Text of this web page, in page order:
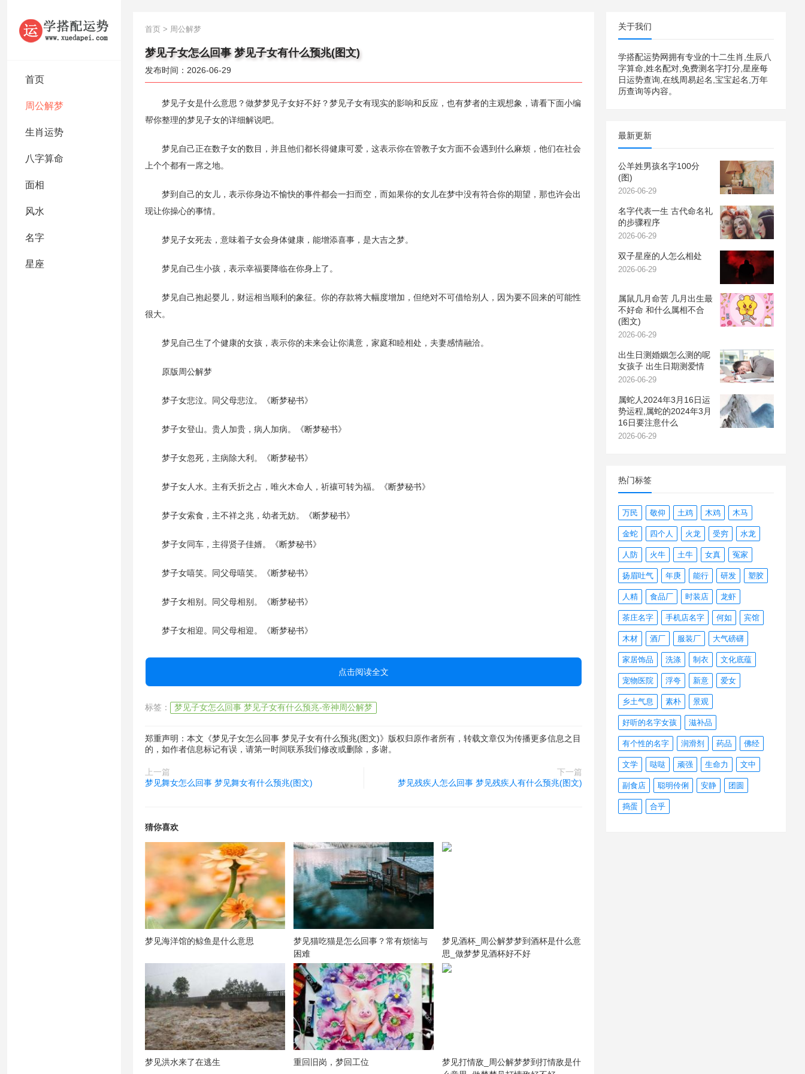
首页
周公解梦
生肖运势
八字算命
面相
风水
名字
星座
首页 > 周公解梦
梦见子女怎么回事 梦见子女有什么预兆(图文)
发布时间：2026-06-29
梦见子女是什么意思？做梦梦见子女好不好？梦见子女有现实的影响和反应，也有梦者的主观想象，请看下面小编
帮你整理的梦见子女的详细解说吧。
梦见自己正在数子女的数目，并且他们都长得健康可爱，这表示你在管教子女方面不会遇到什么麻烦，他们在社会
上个个都有一席之地。
梦到自己的女儿，表示你身边不愉快的事件都会一扫而空，而如果你的女儿在梦中没有符合你的期望，那也许会出
现让你操心的事情。
梦见子女死去，意味着子女会身体健康，能增添喜事，是大吉之梦。
梦见自己生小孩，表示幸福要降临在你身上了。
梦见自己抱起婴儿，财运相当顺利的象征。你的存款将大幅度增加，但绝对不可借给别人，因为要不回来的可能性
很大。
梦见自己生了个健康的女孩，表示你的未来会让你满意，家庭和睦相处，夫妻感情融洽。
原版周公解梦
梦子女悲泣。同父母悲泣。《断梦秘书》
梦子女登山。贵人加贵，病人加病。《断梦秘书》
梦子女忽死，主病除大利。《断梦秘书》
梦子女人水。主有夭折之占，唯火木命人，祈禳可转为福。《断梦秘书》
梦子女索食，主不祥之兆，幼者无妨。《断梦秘书》
梦子女同车，主得贤子佳婿。《断梦秘书》
梦子女嘻笑。同父母嘻笑。《断梦秘书》
梦子女相别。同父母相别。《断梦秘书》
梦子女相迎。同父母相迎。《断梦秘书》
点击阅读全文
标签： 梦见子女怎么回事 梦见子女有什么预兆-帝神周公解梦
郑重声明：本文《梦见子女怎么回事 梦见子女有什么预兆(图文)》版权归原作者所有，转载文章仅为传播更多信息之目
的，如作者信息标记有误，请第一时间联系我们修改或删除，多谢。
上一篇
梦见舞女怎么回事 梦见舞女有什么预兆(图文)
下一篇
梦见残疾人怎么回事 梦见残疾人有什么预兆(图文)
猜你喜欢
梦见海洋馆的鲸鱼是什么意思
梦见猫吃猫是怎么回事？常有烦恼与
困难
梦见酒杯_周公解梦梦到酒杯是什么意
思_做梦梦见酒杯好不好
梦见洪水来了在逃生 重回旧岗，梦回工位
梦见打情敌_周公解梦梦到打情敌是什
关于我们
学搭配运势网拥有专业的十二生肖,生辰八
字算命,姓名配对,免费测名字打分,星座每
日运势查询,在线周易起名,宝宝起名,万年
历查询等内容。
最新更新
公羊姓男孩名字100分
(图)
2026-06-29
名字代表一生 古代命名礼
的步骤程序
2026-06-29
双子星座的人怎么相处
2026-06-29
属鼠几月命苦 几月出生最
不好命 和什么属相不合
(图文)
2026-06-29
出生日测婚姻怎么测的呢
女孩子 出生日期测爱情
2026-06-29
属蛇人2024年3月16日运
势运程,属蛇的2024年3月
16日要注意什么
2026-06-29
热门标签
万民 敬仰 土鸡 木鸡 木马
金蛇 四个人 火龙 受穷 水龙
人防 火牛 土牛 女真 冤家
扬眉吐气 年庚 能行 研发 塑胶
人精 食品厂 时装店 龙虾
茶庄名字 手机店名字 何如 宾馆
木材 酒厂 服装厂 大气磅礴
家居饰品 洗涤 制衣 文化底蕴
宠物医院 浮夸 新意 爱女
乡土气息 素朴 景观
好听的名字女孩 滋补品
有个性的名字 润滑剂 药品 佛经
文学 哒哒 顽强 生命力 文中
副食店 聪明伶俐 安静 团圆
捣蛋 合乎